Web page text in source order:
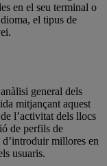
en el seu terminal o
el tipus de
general dels
mitjançant aquest
l’activitat dels llocs
de perfils de
d’introduir millores en
usuaris.